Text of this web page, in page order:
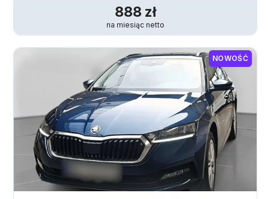
888 zł
na miesiąc netto
NOWOŚĆ